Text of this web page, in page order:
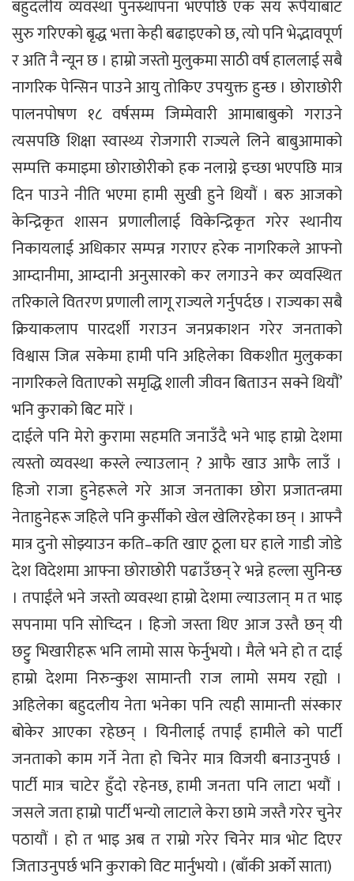
बहुदलीय व्यवस्था पुनस्र्थापना भएपछि एक सय रूपैयाँबाट
सुरु गरिएको बृद्ध भत्ता केही बढाइएको छ, त्यो पनि भेद्भावपूर्ण
र अति नै न्यून छ । हाम्रो जस्तो मुलुकमा साठी वर्ष हाललाई सबै
नागरिक पेन्सिन पाउने आयु तोकिए उपयुक्त हुन्छ । छोराछोरी
पालनपोषण १८ वर्षसम्म जिम्मेवारी आमाबाबुको गराउने
त्यसपछि शिक्षा स्वास्थ्य रोजगारी राज्यले लिने बाबुआमाको
सम्पत्ति कमाइमा छोराछोरीको हक नलाग्ने इच्छा भएपछि मात्र
दिन पाउने नीति भएमा हामी सुखी हुने थियौं । बरु आजको
केन्द्रिकृत शासन प्रणालीलाई विकेन्द्रिकृत गरेर स्थानीय
निकायलाई अधिकार सम्पन्न गराएर हरेक नागरिकले आफ्नो
आम्दानीमा, आम्दानी अनुसारको कर लगाउने कर व्यवस्थित
तरिकाले वितरण प्रणाली लागू राज्यले गर्नुपर्दछ । राज्यका सबै
क्रियाकलाप पारदर्शी गराउन जनप्रकाशन गरेर जनताको
विश्वास जित्न सकेमा हामी पनि अहिलेका विकशीत मुलुकका
नागरिकले विताएको समृद्धि शाली जीवन बिताउन सक्ने थियौं’
भनि कुराको बिट मारें ।
दाईले पनि मेरो कुरामा सहमति जनाउँदै भने भाइ हाम्रो देशमा
त्यस्तो व्यवस्था कस्ले ल्याउलान् ? आफै खाउ आफै लाउँ ।
हिजो राजा हुनेहरूले गरे आज जनताका छोरा प्रजातन्त्रमा
नेताहुनेहरू जहिले पनि कुर्सीको खेल खेलिरहेका छन् । आफ्नै
मात्र दुनो सोझ्याउन कति–कति खाए ठूला घर हाले गाडी जोडे
देश विदेशमा आफ्ना छोराछोरी पढाउँछन् रे भन्ने हल्ला सुनिन्छ
। तपाईंले भने जस्तो व्यवस्था हाम्रो देशमा ल्याउलान् म त भाइ
सपनामा पनि सोच्दिन । हिजो जस्ता थिए आज उस्तै छन् यी
छट्टु भिखारीहरू भनि लामो सास फेर्नुभयो । मैले भने हो त दाई
हाम्रो देशमा निरुन्कुश सामान्ती राज लामो समय रह्यो ।
अहिलेका बहुदलीय नेता भनेका पनि त्यही सामान्ती संस्कार
बोकेर आएका रहेछन् । यिनीलाई तपाईं हामीले को पार्टी
जनताको काम गर्ने नेता हो चिनेर मात्र विजयी बनाउनुपर्छ ।
पार्टी मात्र चाटेर हुँदो रहेनछ, हामी जनता पनि लाटा भयौं ।
जसले जता हाम्रो पार्टी भन्यो लाटाले केरा छामे जस्तै गरेर चुनेर
पठायौं । हो त भाइ अब त राम्रो गरेर चिनेर मात्र भोट दिएर
जिताउनुपर्छ भनि कुराको विट मार्नुभयो । (बाँकी अर्को साता)